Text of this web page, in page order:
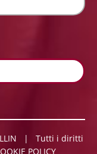
OLLIN | Tutti i diritti
POLICY